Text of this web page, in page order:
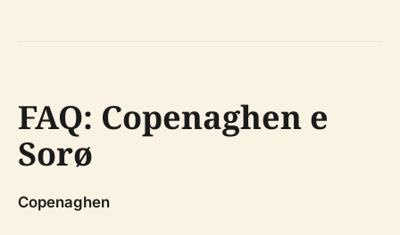
FAQ: Copenaghen e
Sorø
Copenaghen